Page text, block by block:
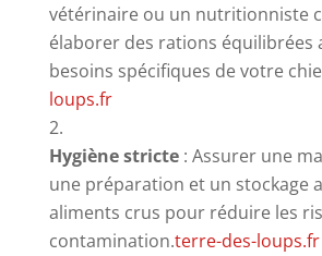
vétérinaire ou un nutritionniste
élaborer des rations équilibrées
besoins spécifiques de votre
loups.fr
Hygiène stricte: Assurer une
une préparation et un stockage
aliments crus pour réduire les
contamination.terre-des-loups.fr